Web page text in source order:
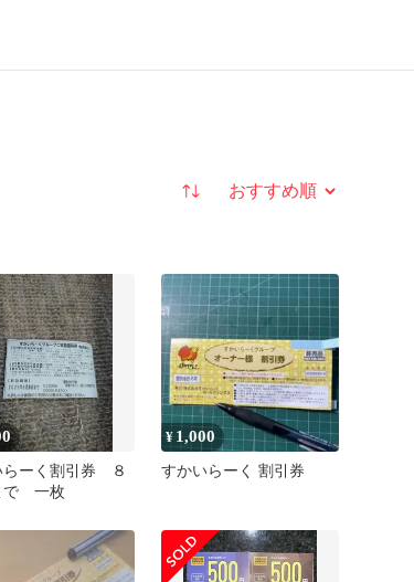
並び替え
らーく割引券 ８
で 一枚
¥ 1,000
すかいらーく 割引券